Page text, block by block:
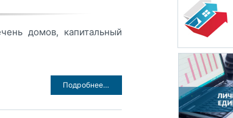
домов, капитальный
Подробнее…